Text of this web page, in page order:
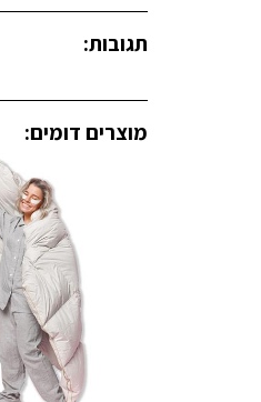
תגובות:
מוצרים דומים: